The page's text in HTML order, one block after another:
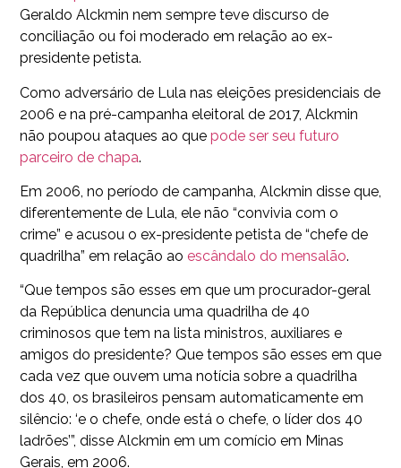
Geraldo Alckmin nem sempre teve discurso de
conciliação ou foi moderado em relação ao ex-
presidente petista.
Como adversário de Lula nas eleições presidenciais de
2006 e na pré-campanha eleitoral de 2017, Alckmin
não poupou ataques ao que pode ser seu futuro
parceiro de chapa.
Em 2006, no período de campanha, Alckmin disse que,
diferentemente de Lula, ele não “convivia com o
crime” e acusou o ex-presidente petista de “chefe de
quadrilha” em relação ao escândalo do mensalão.
“Que tempos são esses em que um procurador-geral
da República denuncia uma quadrilha de 40
criminosos que tem na lista ministros, auxiliares e
amigos do presidente? Que tempos são esses em que
cada vez que ouvem uma notícia sobre a quadrilha
dos 40, os brasileiros pensam automaticamente em
silêncio: ‘e o chefe, onde está o chefe, o líder dos 40
ladrões’”, disse Alckmin em um comício em Minas
Gerais, em 2006.